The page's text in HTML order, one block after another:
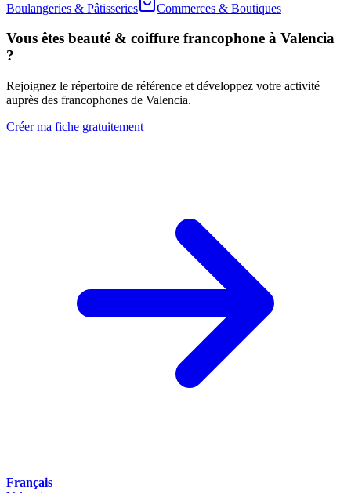
Boulangeries & Pâtisseries
Commerces & Boutiques
Vous êtes beauté & coiffure francophone à Valencia
?
Rejoignez le répertoire de référence et développez votre activité
auprès des francophones de Valencia.
Créer ma fiche gratuitement
Français